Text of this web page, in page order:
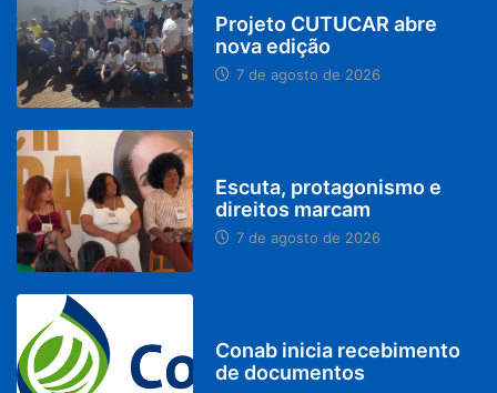
Projeto CUTUCAR abre
nova edição
7 de agosto de 2026
Escuta, protagonismo e
direitos marcam
7 de agosto de 2026
Conab inicia recebimento
de documentos